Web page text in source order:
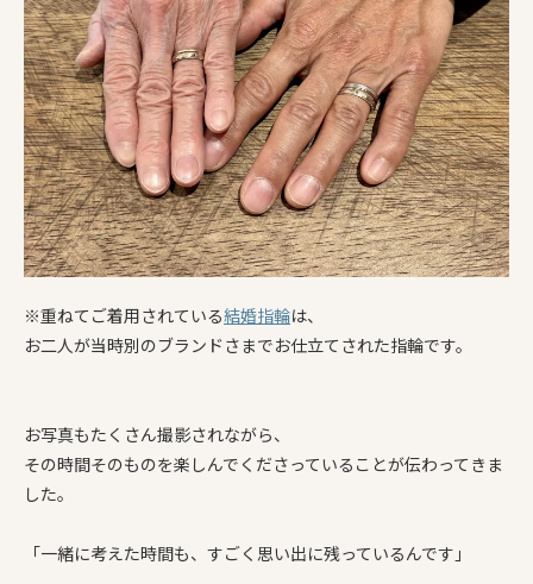
※重ねてご着用されている結婚指輪は、
お二人が当時別のブランドさまでお仕立てされた指輪です。
お写真もたくさん撮影されながら、
その時間そのものを楽しんでくださっていることが伝わってきま
した。
「一緒に考えた時間も、すごく思い出に残っているんです」